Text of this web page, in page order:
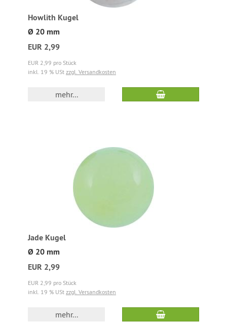
Howlith Kugel
Ø 20 mm
EUR 2,99
EUR 2,99 pro Stück
inkl. 19 % USt zzgl. Versandkosten
mehr...
Jade Kugel
Ø 20 mm
EUR 2,99
EUR 2,99 pro Stück
inkl. 19 % USt zzgl. Versandkosten
mehr...